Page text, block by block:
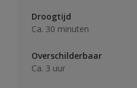
Droogtijd
Ca. 30 minuten
Overschilderbaar
Ca. 3 uur